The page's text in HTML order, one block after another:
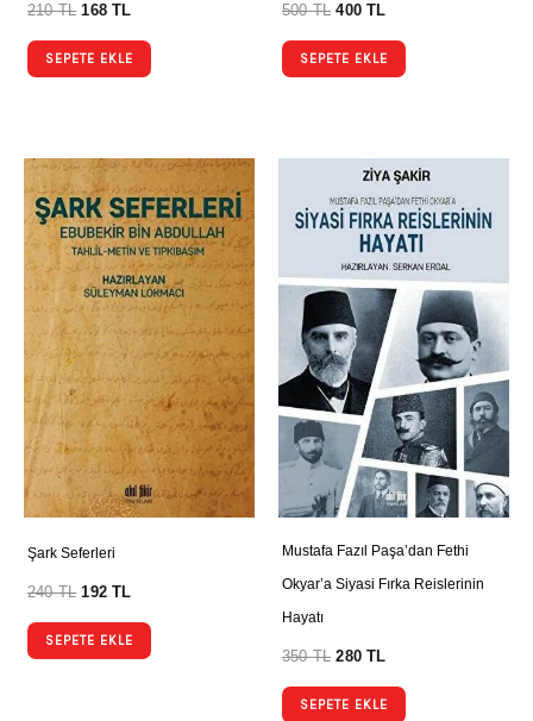
210TL 168TL
SEPETE EKLE
500TL 400TL
SEPETE EKLE
Şark Seferleri
240TL 192TL
SEPETE EKLE
Mustafa Fazıl Paşa’dan Fethi
Okyar’a Siyasi Fırka Reislerinin
Hayatı
350TL 280TL
SEPETE EKLE